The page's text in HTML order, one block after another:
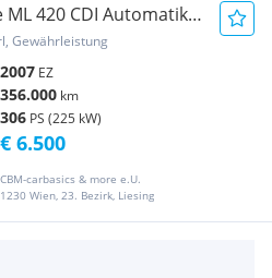
ML 420 CDI Automatik
Gewährleistung
2007 EZ
356.000 km
306 PS (225 kW)
CBM-carbasics & more e.U.
1230 Wien, 23. Bezirk, Liesing
€ 6.500